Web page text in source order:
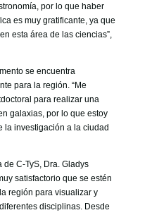
por lo que haber
es muy gratificante, ya que
esta área de las ciencias”,
se encuentra
para la región. “Me
para realizar una
galaxias, por lo que estoy
la investigación a la ciudad
de C-TyS, Dra. Gladys
satisfactorio que se estén
región para visualizar y
disciplinas. Desde